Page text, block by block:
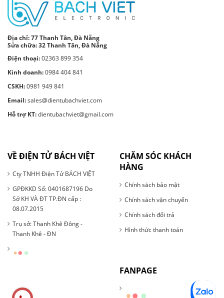
Địa chỉ:77 Thanh Tân, Đà Nẵng
Sửa chữa: 32 Thanh Tân, Đà Nẵng
Điện thoại:02363 899 354
Kinh doanh:0984 404 841
CSKH:0981 949 841
Email:sales@dientubachviet.com
Hỗ trợ KT:dientubachviet@gmail.com
VỀ ĐIỆN TỬ BÁCH VIỆT
Cty TNHH Điện Tử BÁCH VIỆT
GPĐKKD Số: 0401687196 Do
Sở KH VÀ ĐT TP.ĐN cấp :
08.07.2015
Trụ sở: Thanh Khê Đông -
Thanh Khê - ĐN
CHĂM SÓC KHÁCH
HÀNG
Chính sách bảo mật
Chính sách vận chuyển
Chính sách đổi trả
Hình thức thanh toán
FANPAGE